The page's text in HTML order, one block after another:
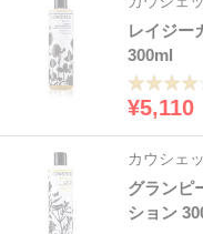
レイジー
300ml
¥5,110
カウシェ
グランピ
ション